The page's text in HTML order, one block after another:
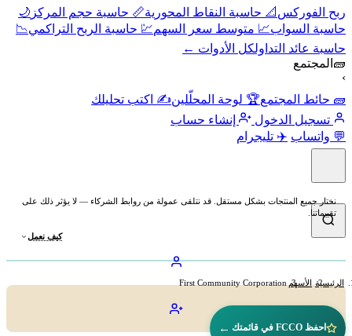
ربح الفوركس 📐 حاسبة النقاط المحورية📏 حاسبة حجم المركز 🌙
حاسبة السواب📈 متوسط سعر السهم💹 حاسبة الربح التراكمي 📉
حاسبة عائد التداولكل الأدوات ←
🧱المجتمع
🧱 حائط المجتمع🏆 لوحة المحلّلين✍️ اكتب تحليلك
تسجيل الدخول
إنشاء حساب
💬 واتساب ✈️ تليجرام
نختار جميع المنتجات بشكل مستقل. قد نتلقى عمولة من روابط الشركاء — لا يؤثر ذلك على
تقييماتنا.
كيف نعمل
الرئيسية الأسهم First Community Corporation
احفظ FCCO في قائمتك ←